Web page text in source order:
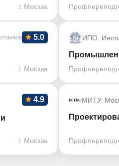
г. Москва
5.0
г. Москва
ИПО.
4.9
г. Москва
МИТУ.